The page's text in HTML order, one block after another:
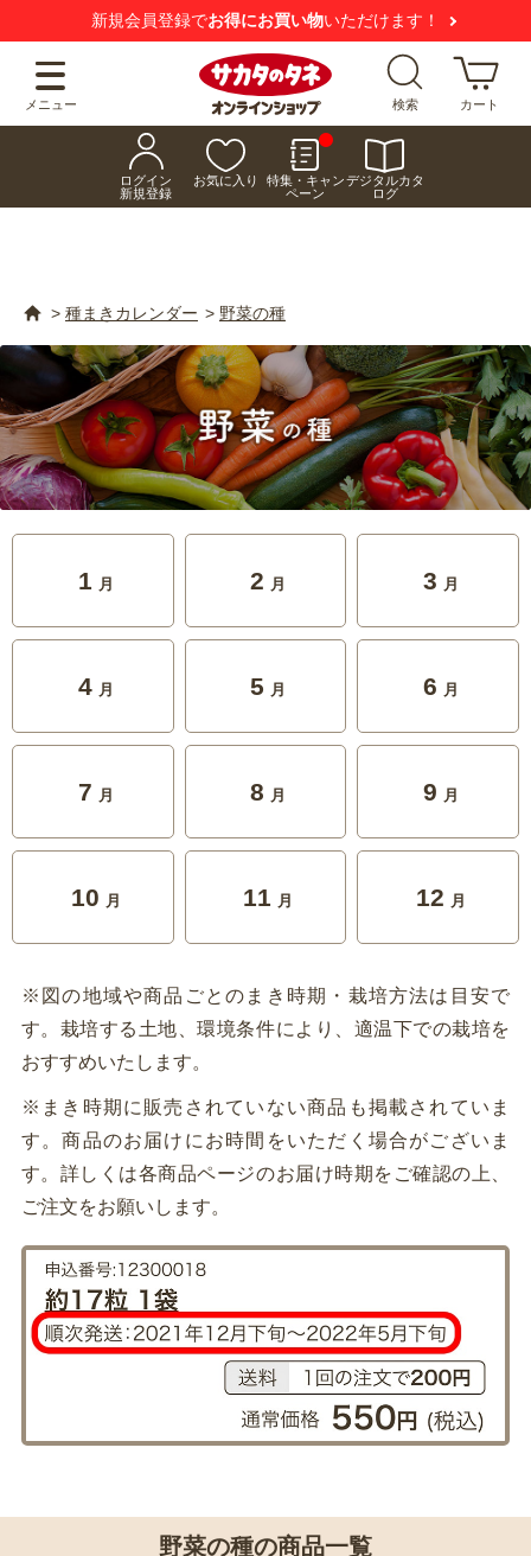
【注意喚起】悪質な偽サイトにご注意ください
メニュー 検索 カート
ログイン
新規登録
お気に入り
特集・キャン
ペーン
デジタルカタ
ログ
> 種まきカレンダー > 野菜の種
1 月 2 月 3 月
4 月 5 月 6 月
7 月 8 月 9 月
10 月 11 月 12 月
※図の地域や商品ごとのまき時期・栽培方法は目安で
す。栽培する土地、環境条件により、適温下での栽培を
おすすめいたします。
※まき時期に販売されていない商品も掲載されていま
す。商品のお届けにお時間をいただく場合がございま
す。詳しくは各商品ページのお届け時期をご確認の上、
ご注文をお願いします。
野菜の種の商品一覧